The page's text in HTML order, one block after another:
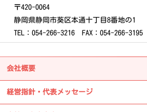
〒420-0064
静岡県静岡市葵区本通十丁目8番地の1
TEL：054-266-3216 FAX：054-266-3195
会社概要
経営指針・代表メッセージ